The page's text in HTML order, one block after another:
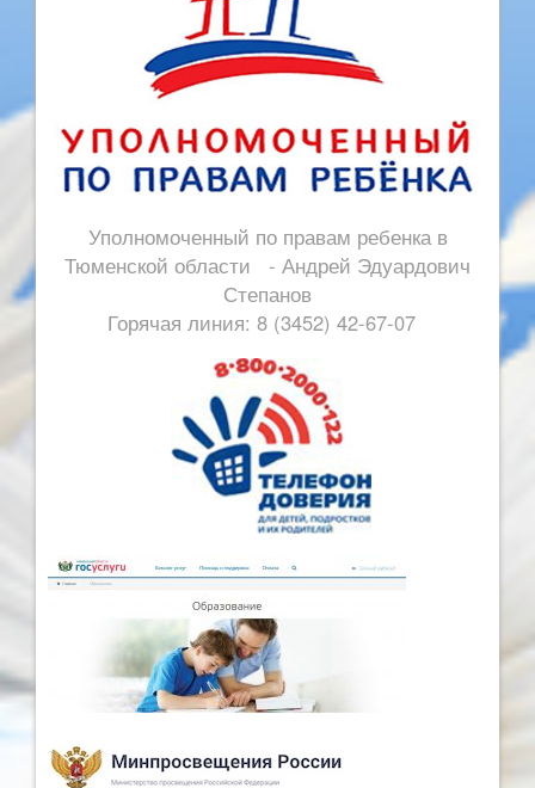
Уполномоченный по правам ребенка в
Тюменской области - Андрей Эдуардович
Степанов
Горячая линия: 8 (3452) 42-67-07